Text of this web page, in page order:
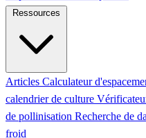
Ressources
Articles Calculateur
calendrier de culture
de pollinisation Recherche de
froid